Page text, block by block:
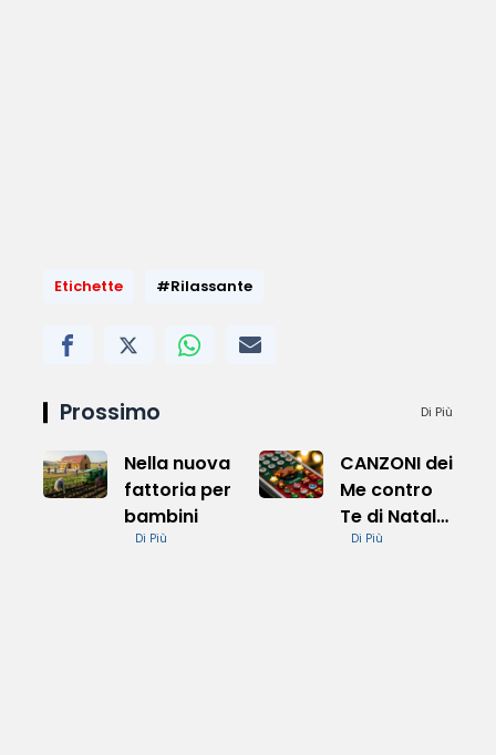
Etichette #Rilassante
Prossimo Di Più
Nella nuova
fattoria per
bambini
Di Più
CANZONI dei
Me contro
Te di Natale
e Successi
Di Più